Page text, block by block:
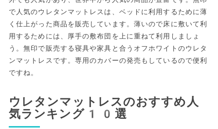
で人気のウレタンマットレスは、ベッドに利用するために薄
く仕上がった商品を販売しています。薄いので床に敷いて利
用するためには、厚手の敷布団を上に重ねて利用しましょ
う。無印で販売する寝具や家具と合うオフホワイトのウレタ
ンマットレスです。専用のカバーの発売もしているので便利
ですね。
ウレタンマットレスのおすすめ人
気ランキング10選